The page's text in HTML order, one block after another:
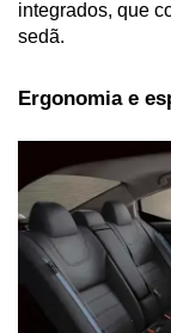
integrados, que
sedã.
Ergonomia e